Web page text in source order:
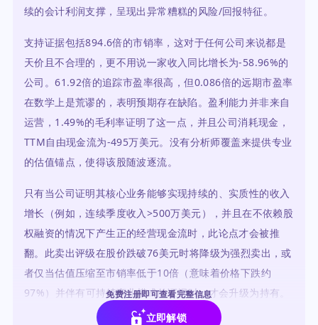
续的会计利润支撑，呈现出异常糟糕的风险/回报特征。
支持证据包括894.6倍的市销率，这对于任何公司来说都是
天价且不合理的，更不用说一家收入同比增长为-58.96%的
公司。61.92倍的追踪市盈率很高，但0.086倍的远期市盈率
在数学上是荒谬的，表明预期存在缺陷。盈利能力并非来自
运营，1.49%的毛利率证明了这一点，并且公司消耗现金，
TTM自由现金流为-495万美元。没有分析师覆盖来提供专业
的估值锚点，使得该股随波逐流。
只有当公司证明其核心业务能够实现持续的、实质性的收入
增长（例如，连续季度收入>500万美元），并且在不依赖股
权融资的情况下产生正的经营现金流时，此论点才会被推
翻。此卖出评级在股价跌破76美元时将降级为强烈卖出，或
者仅当估值压缩至市销率低于10倍（意味着价格下跌约
97%）并伴有可持续商业模式的证据时，才会升级为持有。
相对于其基本面、同行及其自身历史，该股严重高估。
免费注册即可查看完整信息
立即解锁